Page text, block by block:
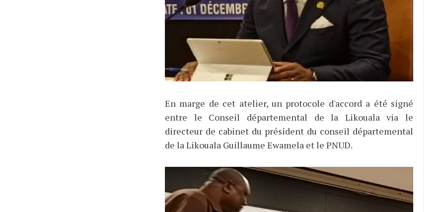
En marge de cet atelier, un protocole d'accord a été signé
entre le Conseil départemental de la Likouala via le
directeur de cabinet du président du conseil départemental
de la Likouala Guillaume Ewamela et le PNUD.